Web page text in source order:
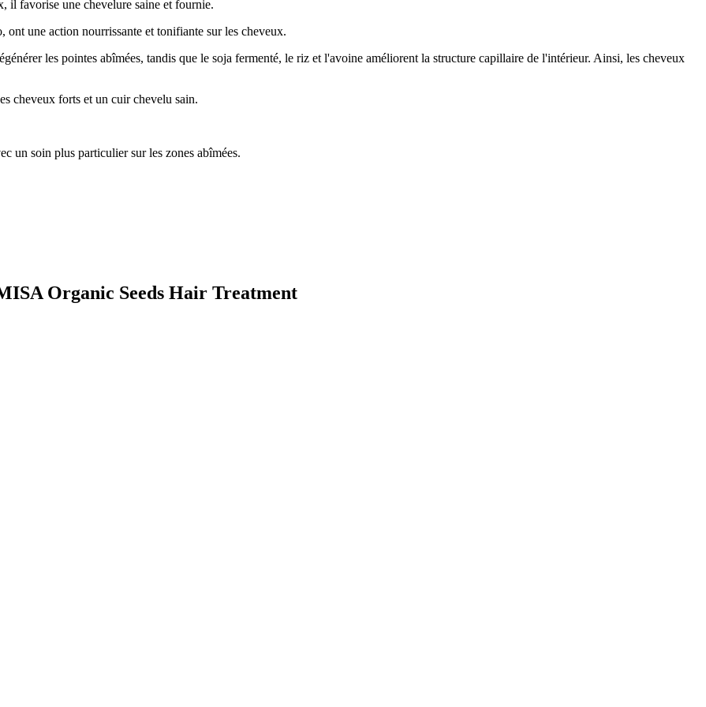
il favorise une chevelure saine et fournie.
une action nourrissante et tonifiante sur les cheveux.
les pointes abîmées, tandis que le soja fermenté, le riz et l'avoine améliorent la structure capillaire de l'intérieur. Ainsi, les cheveux
cheveux forts et un cuir chevelu sain.
un soin plus particulier sur les zones abîmées.
Organic Seeds Hair Treatment